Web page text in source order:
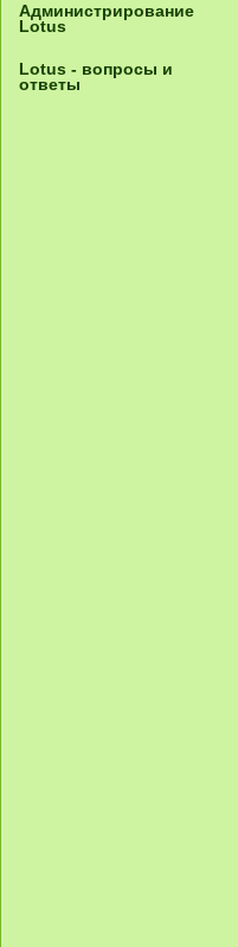
Администрирование
Lotus
Lotus - вопросы и
ответы